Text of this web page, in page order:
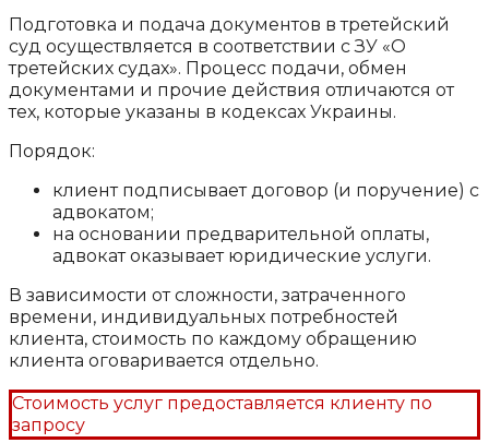
Подготовка и подача документов в третейский
суд осуществляется в соответствии с ЗУ «О
третейских судах». Процесс подачи, обмен
документами и прочие действия отличаются от
тех, которые указаны в кодексах Украины.
Порядок:
клиент подписывает договор (и поручение) с
адвокатом;
на основании предварительной оплаты,
адвокат оказывает юридические услуги.
В зависимости от сложности, затраченного
времени, индивидуальных потребностей
клиента, стоимость по каждому обращению
клиента оговаривается отдельно.
Стоимость услуг предоставляется клиенту по
запросу